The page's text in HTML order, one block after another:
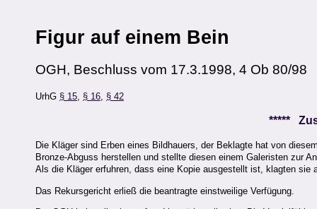
Figur auf einem Bein
OGH, Beschluss vom 17.3.1998, 4 Ob 80/98
UrhG § 15, § 16, § 42
*****
Die Kläger sind Erben eines Bildhauers, der Beklagte hat von
Bronze-Abguss herstellen und stellte diesen einem Galeristen zur
Als die Kläger erfuhren, dass eine Kopie ausgestellt ist, klagten sie
Das Rekursgericht erließ die beantragte einstweilige Verfügung.